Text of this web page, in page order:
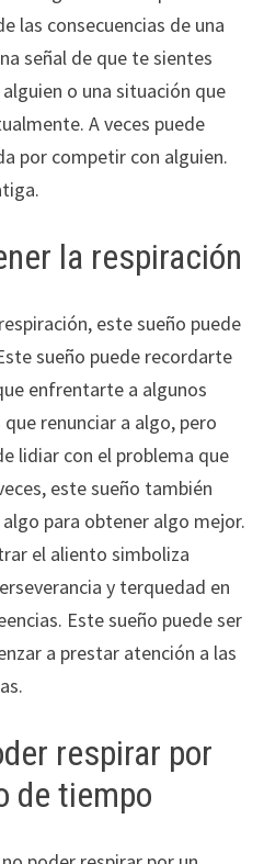
las consecuencias de una
señal de que te sientes
o una situación que
A veces puede
por competir con alguien.
la respiración
este sueño puede
sueño puede recordarte
enfrentarte a algunos
renunciar a algo, pero
lidiar con el problema que
este sueño también
para obtener algo mejor.
el aliento simboliza
y terquedad en
Este sueño puede ser
a prestar atención a las
respirar por
de tiempo